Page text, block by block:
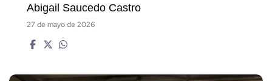
Abigail Saucedo Castro
27 de mayo de 2026